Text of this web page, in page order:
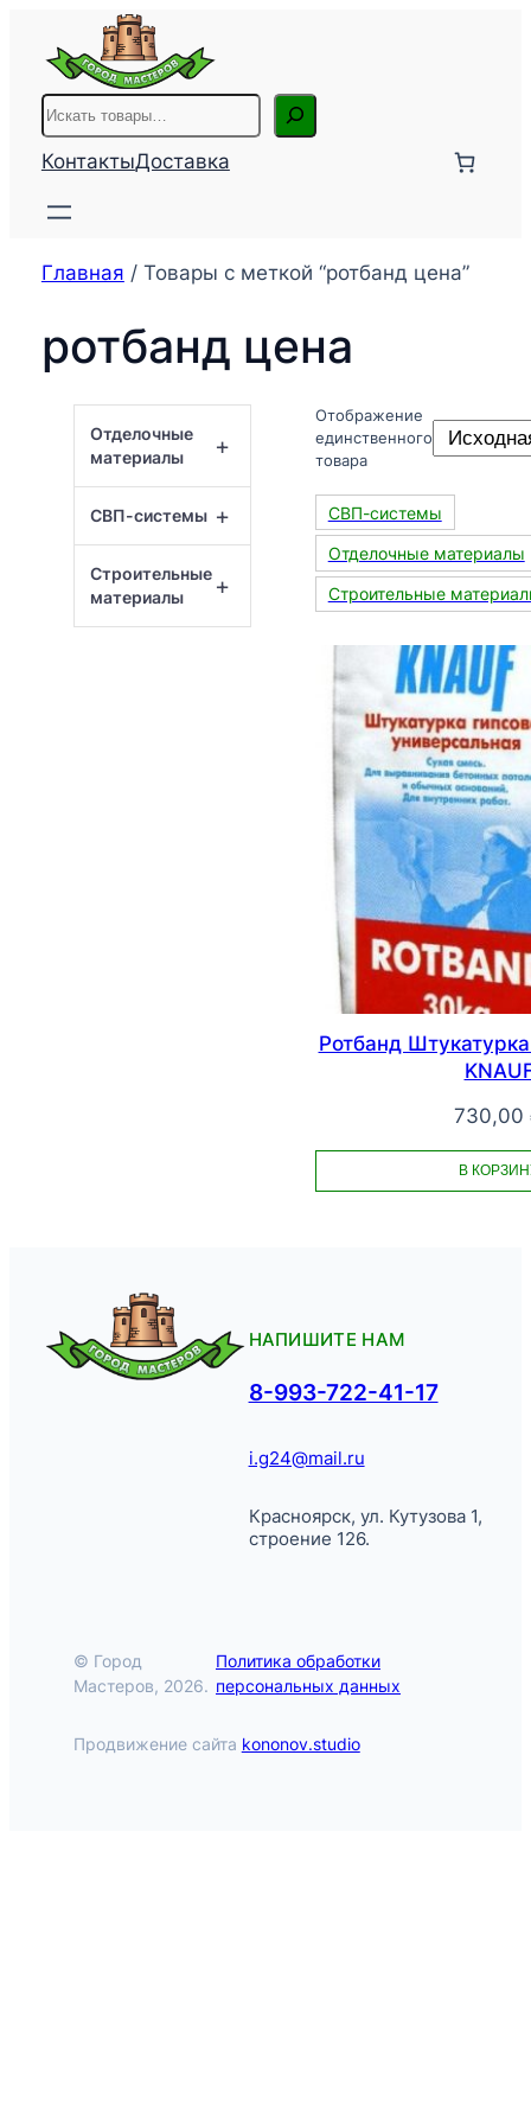
содержимому
Поиск
КонтактыДоставка
Главная / Товары с меткой “ротбанд цена”
ротбанд цена
+
Отделочные
материалы
+
СВП-системы
+
Строительные
материалы
Отображение
единственного
товара
СВП-системы
Отделочные материалы
Строительные
Ротбанд
730,00
В
НАПИШИТЕ НАМ
8-993-722-41-17
i.g24@mail.ru
Красноярск, ул. Кутузова 1,
строение 126.
© Город
Мастеров, 2026.
Политика обработки
персональных данных
Продвижение сайта kononov.studio